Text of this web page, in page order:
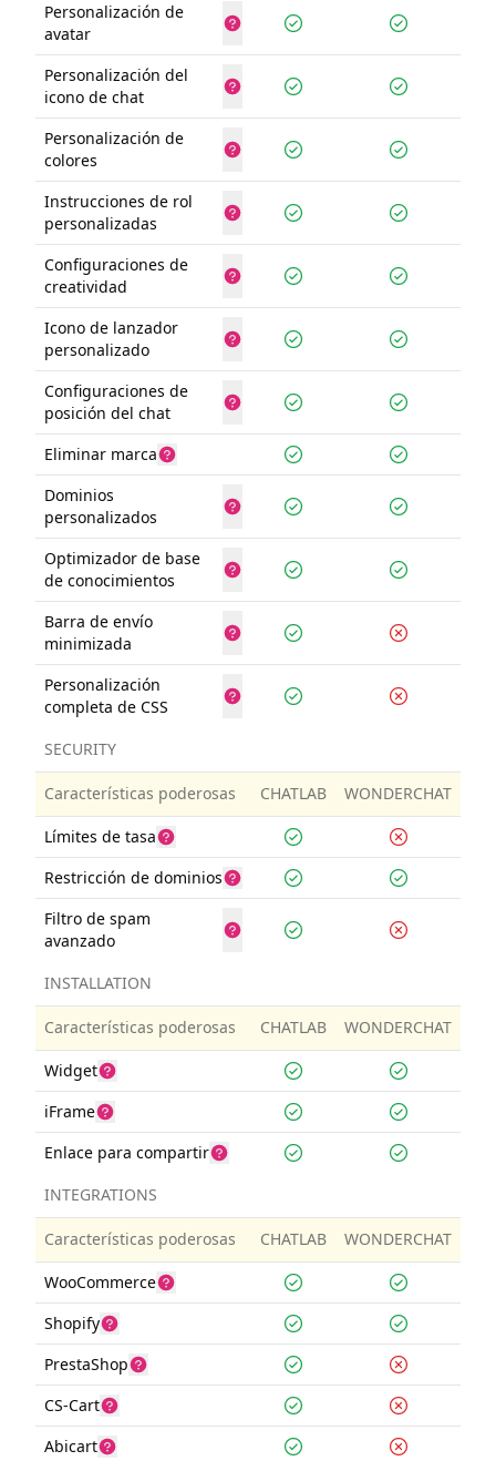
Personalización de
avatar
Personalización del
icono de chat
Personalización de
colores
Instrucciones de rol
personalizadas
Configuraciones de
creatividad
Icono de lanzador
personalizado
Configuraciones de
posición del chat
Eliminar marca
Dominios
personalizados
Optimizador de base
de conocimientos
Barra de envío
minimizada
Personalización
completa de CSS
SECURITY
Características poderosas CHATLAB WONDERCHAT
Límites de tasa
Restricción de dominios
Filtro de spam
avanzado
INSTALLATION
Características poderosas CHATLAB WONDERCHAT
Widget
iFrame
Enlace para compartir
INTEGRATIONS
Características poderosas CHATLAB WONDERCHAT
WooCommerce
Shopify
PrestaShop
CS-Cart
Abicart